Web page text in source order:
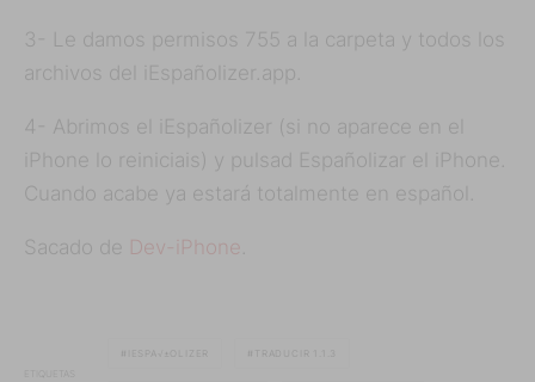
3- Le damos permisos 755 a la carpeta y todos los
archivos del iEspañolizer.app.
4- Abrimos el iEspañolizer (si no aparece en el
iPhone lo reiniciais) y pulsad Españolizar el iPhone.
Cuando acabe ya estará totalmente en español.
Sacado de Dev-iPhone
ETIQUETAS
IESPA√±OLIZER TRADUCIR 1.1.3